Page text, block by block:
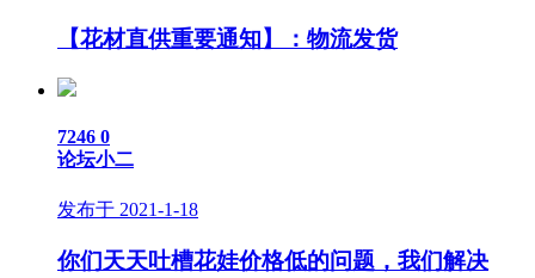
【花材直供重要通知】：物流发货
7246 0
论坛小二
发布于 2021-1-18
你们天天吐槽花娃价格低的问题，我们解决